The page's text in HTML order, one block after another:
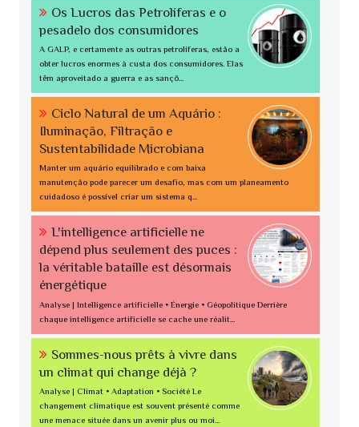
Os Lucros das Petrolíferas e o
pesadelo dos consumidores
A GALP, e certamente as outras petrolíferas, estão a
obter lucros enormes à custa dos consumidores. Elas
têm aproveitado a guerra e as sançõ...
Ciclo Natural de um Aquário :
Iluminação, Filtração e
Sustentabilidade Microbiana
Manter um aquário equilibrado e com baixa
manutenção pode parecer um desafio, mas com um planeamento
cuidadoso é possível criar um sistema q...
L'intelligence artificielle ne
dépend plus seulement des puces :
la véritable bataille est désormais
énergétique
Analyse | Intelligence artificielle • Énergie • Géopolitique Derrière
chaque intelligence artificielle se cache une réalit...
Sommes-nous prêts à vivre dans
un climat qui change déjà ?
Analyse | Climat • Adaptation • Société Le
changement climatique est souvent présenté comme
une menace située dans un avenir plus ou moi...